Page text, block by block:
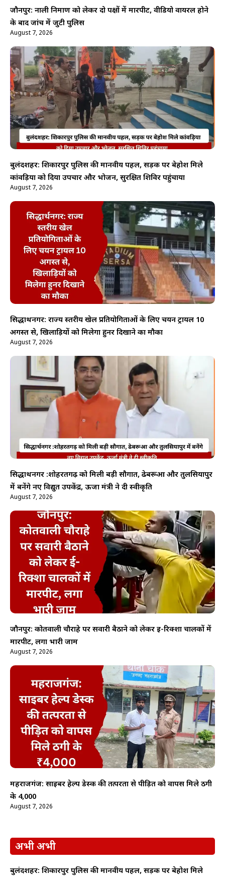
जौनपुर: नाली निर्माण को लेकर दो पक्षों में मारपीट, वीडियो वायरल होने
के बाद जांच में जुटी पुलिस
August 7, 2026
बुलंदशहर: शिकारपुर पुलिस की मानवीय पहल, सड़क पर बेहोश मिले
कांवड़िया को दिया उपचार और भोजन, सुरक्षित शिविर पहुंचाया
August 7, 2026
सिद्धार्थनगर: राज्य स्तरीय खेल प्रतियोगिताओं के लिए चयन ट्रायल 10
अगस्त से, खिलाड़ियों को मिलेगा हुनर दिखाने का मौका
August 7, 2026
सिद्धार्थनगर :शोहरतगढ़ को मिली बड़ी सौगात, ढेबरूआ और तुलसियापुर
में बनेंगे नए विद्युत उपकेंद्र, ऊर्जा मंत्री ने दी स्वीकृति
August 7, 2026
जौनपुर: कोतवाली चौराहे पर सवारी बैठाने को लेकर ई-रिक्शा चालकों में
मारपीट, लगा भारी जाम
August 7, 2026
महराजगंज: साइबर हेल्प डेस्क की तत्परता से पीड़ित को वापस मिले ठगी
के ₹4,000
August 7, 2026
अभी अभी
बुलंदशहर: शिकारपुर पुलिस की मानवीय पहल, सड़क पर बेहोश मिले